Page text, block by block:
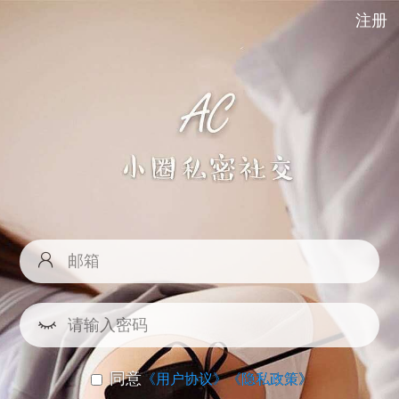
注册
同意《用户协议》《隐私政策》